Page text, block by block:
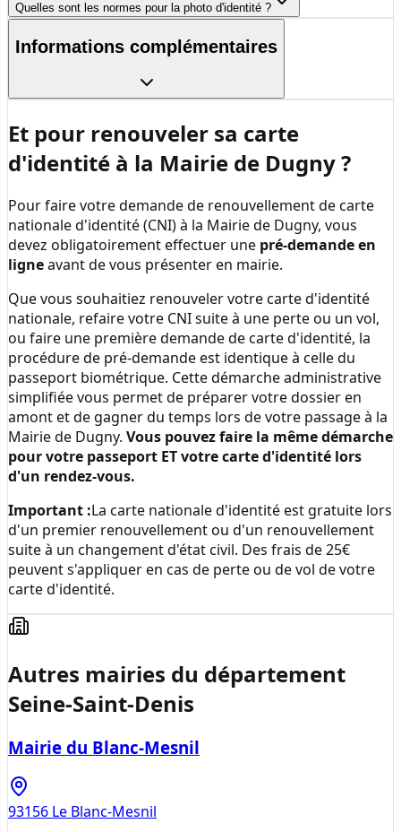
Quelles sont les normes pour la photo d'identité ?
Informations complémentaires
Et pour renouveler sa carte
d'identité à la Mairie de Dugny?
Pour faire votre demande de renouvellement de carte
nationale d'identité (CNI) à la Mairie de Dugny, vous
devez obligatoirement effectuer une pré-demande en
ligneavant de vous présenter en mairie.
Que vous souhaitiez renouveler votre carte d'identité
nationale, refaire votre CNI suite à une perte ou un vol,
ou faire une première demande de carte d'identité, la
procédure de pré-demande est identique à celle du
passeport biométrique. Cette démarche administrative
simplifiée vous permet de préparer votre dossier en
amont et de gagner du temps lors de votre passage à la
Mairie de Dugny. Vous pouvez faire la même démarche
pour votre passeport ET votre carte d'identité lors
d'un rendez-vous.
Important :La carte nationale d'identité est gratuite lors
d'un premier renouvellement ou d'un renouvellement
suite à un changement d'état civil. Des frais de 25€
peuvent s'appliquer en cas de perte ou de vol de votre
carte d'identité.
Autres mairies du département
Seine-Saint-Denis
Mairie du Blanc-Mesnil
93156 Le Blanc-Mesnil